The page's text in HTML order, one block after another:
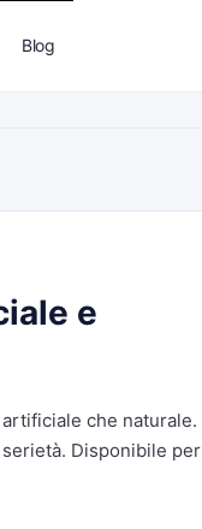
Blog
e
che naturale.
Disponibile per